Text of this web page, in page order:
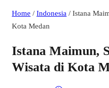
Home / Indonesia / Istana
Kota Medan
Istana Maimun,
Wisata di Kota